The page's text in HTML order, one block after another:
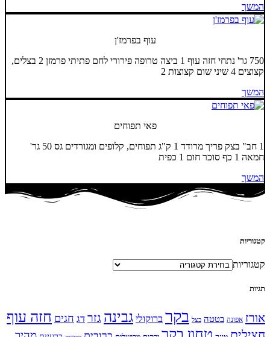
המשך
עוף בפרמז'ן
750 גר' נתחי חזה עוף 1 ביצה טרופה פירורי לחם פתיתי פרמזן 2 בצלים,
קצוצים 4 שיני שום קצוצות 2
המשך
פאי תפוחים
1 חב" בצק פריך מרודד 1 ק"ג תפוחים, קלופים ומגורדים גס 50 גר'
חמאה 1 כף סוכר חום 1 כפית
המשך
קטגוריות
קטגוריות
תגיות
אורז אפונה בטטה בצל בקר ברוקולי גבינה גזר דג חגים חזה עוף